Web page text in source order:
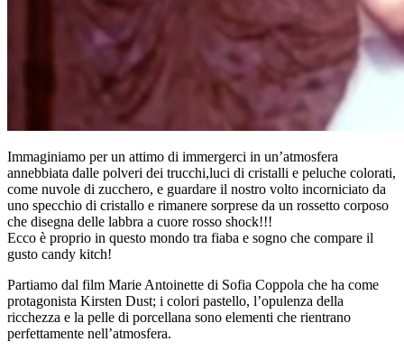
Immaginiamo per un attimo di immergerci in un’atmosfera
annebbiata dalle polveri dei trucchi,luci di cristalli e peluche colorati,
come nuvole di zucchero, e guardare il nostro volto incorniciato da
uno specchio di cristallo e rimanere sorprese da un rossetto corposo
che disegna delle labbra a cuore rosso shock!!!
Ecco è proprio in questo mondo tra fiaba e sogno che compare il
gusto candy kitch!
Partiamo dal film Marie Antoinette di Sofia Coppola che ha come
protagonista Kirsten Dust; i colori pastello, l’opulenza della
ricchezza e la pelle di porcellana sono elementi che rientrano
perfettamente nell’atmosfera.